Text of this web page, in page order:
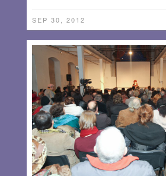
SEP 30, 2012